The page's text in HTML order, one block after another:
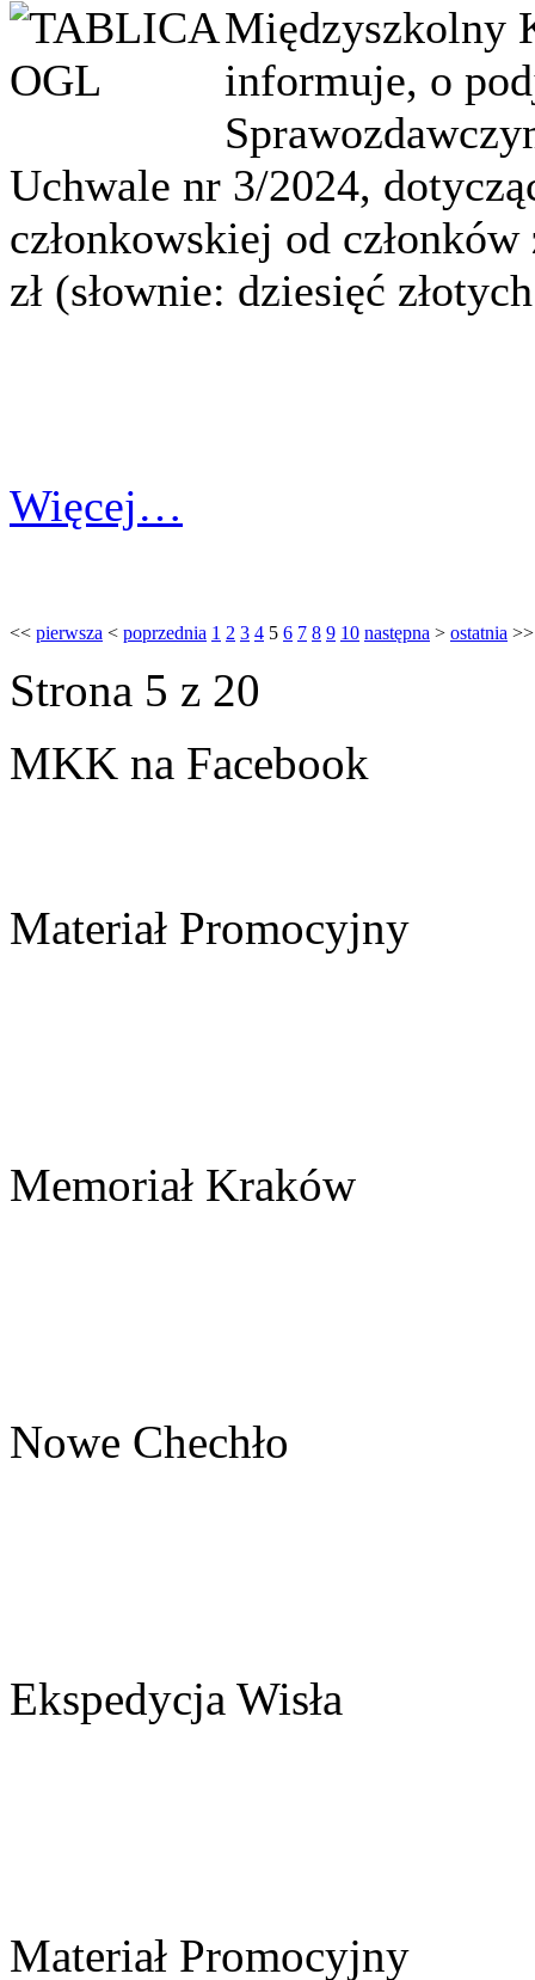
Międzyszkolny
informuje, o
Uchwale nr 3/2024,
członkowskiej od
zł (słownie: dziesięć
Więcej…
<< pierwsza < poprzednia 1 2 3 4 5 6 7 8 9 10 następna > ostatnia >>
Strona 5 z 20
MKK na Facebook
Materiał Promocyjny
Memoriał Kraków
Nowe Chechło
Ekspedycja Wisła
Materiał Promocyjny